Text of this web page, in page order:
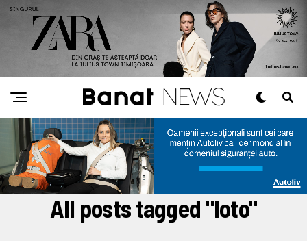
All posts tagged "loto"